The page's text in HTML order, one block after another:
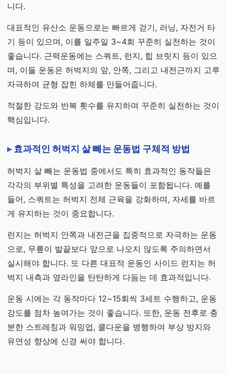
니다.
대표적인 유산소 운동으로는 빠르게 걷기, 러닝, 자전거 타
기 등이 있으며, 이를 일주일 3~4회 꾸준히 실천하는 것이
좋습니다. 근력운동에는 스쿼트, 런지, 힙 브릿지 등이 있으
며, 이들 운동은 허벅지의 앞, 안쪽, 그리고 내전근까지 고루
자극하여 균형 잡힌 하체를 만들어줍니다.
적절한 강도와 반복 횟수를 유지하며 꾸준히 실천하는 것이
핵심입니다.
효과적인 허벅지 살 빼는 운동법 구체적 방법
허벅지 살 빼는 운동법 중에서도 특히 효과적인 동작들은
각각의 부위별 특성을 고려한 운동들이 포함됩니다. 예를
들어, 스쿼트는 허벅지 전체 근육을 강화하며, 자세를 바르
게 유지하는 것이 중요합니다.
런지는 허벅지 안쪽과 내전근을 집중적으로 자극하는 운동
으로, 무릎이 발끝보다 앞으로 나오지 않도록 주의하면서
실시해야 합니다. 또 다른 대표적 운동인 사이드 런지는 허
벅지 내측과 옆라인을 탄탄하게 다듬는 데 효과적입니다.
운동 시에는 각 동작마다 12~15회씩 3세트 수행하고, 운동
강도를 점차 높여가는 것이 좋습니다. 또한, 운동 전후로 충
분한 스트레칭과 워밍업, 쿨다운을 병행하여 부상 방지와
유연성 향상에 신경 써야 합니다.